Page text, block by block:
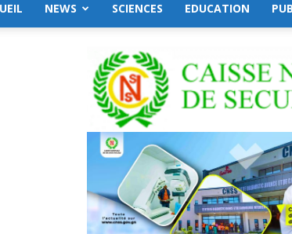
NEWS SCIENCES EDUCATION